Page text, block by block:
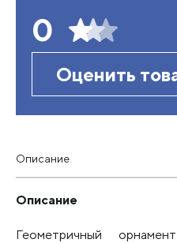
0
Оценить
Описание
Описание
Геометричный